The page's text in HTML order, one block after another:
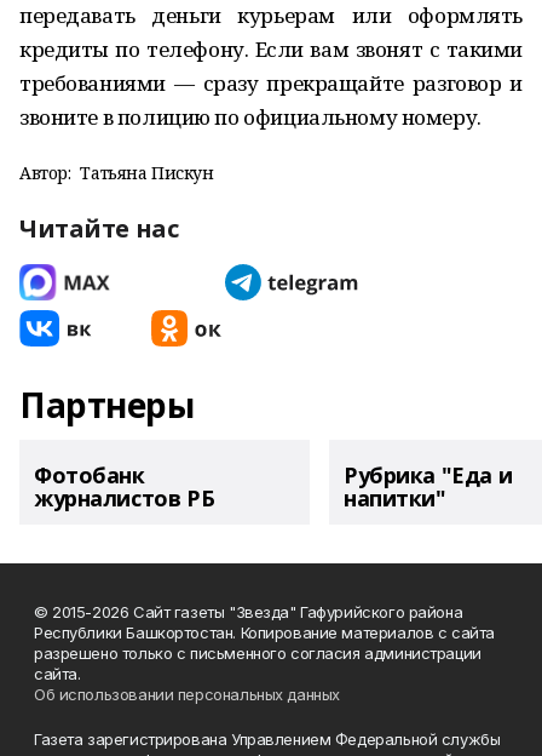
передавать деньги курьерам или оформлять
кредиты по телефону. Если вам звонят с такими
требованиями — сразу прекращайте разговор и
звоните в полицию по официальному номеру.
Автор: Татьяна Пискун
Читайте нас
Партнеры
Фотобанк
журналистов РБ
Рубрика "Еда и
напитки"
© 2015-2026 Сайт газеты "Звезда" Гафурийского района
Республики Башкортостан. Копирование материалов с сайта
разрешено только с письменного согласия администрации
сайта.
Об использовании персональных данных
Газета зарегистрирована Управлением Федеральной службы